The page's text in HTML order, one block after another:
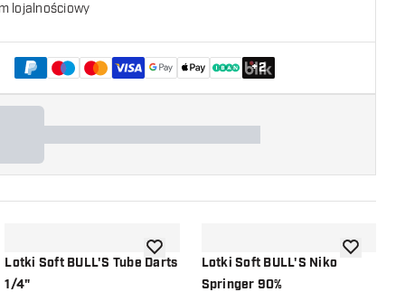
lojalnościowy
+2
życzeń
Lotki Soft BULL'S Tube Darts
1/4"
dodaj do listy życzeńLotki Soft BULL'S Niko
Springer 90%
dodaj do